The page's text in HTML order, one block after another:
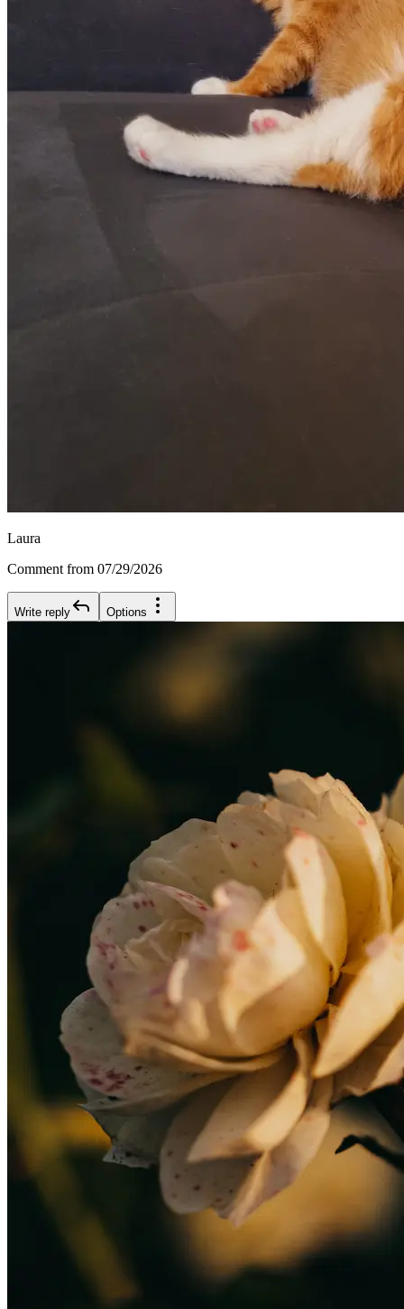
Laura
Comment from 07/29/2026
Write reply Options